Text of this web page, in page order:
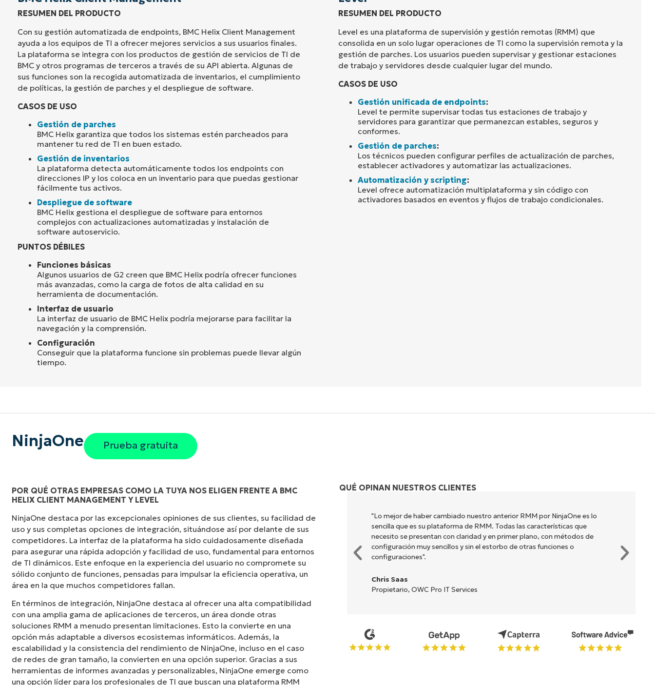
RESUMEN DEL PRODUCTO
Con su gestión automatizada de endpoints, BMC Helix Client Management
ayuda a los equipos de TI a ofrecer mejores servicios a sus usuarios finales.
La plataforma se integra con los productos de gestión de servicios de TI de
BMC y otros programas de terceros a través de su API abierta. Algunas de
sus funciones son la recogida automatizada de inventarios, el cumplimiento
de políticas, la gestión de parches y el despliegue de software.
CASOS DE USO
Gestión de parches
BMC Helix garantiza que todos los sistemas estén parcheados para
mantener tu red de TI en buen estado.
Gestión de inventarios
La plataforma detecta automáticamente todos los endpoints con
direcciones IP y los coloca en un inventario para que puedas gestionar
fácilmente tus activos.
Despliegue de software
BMC Helix gestiona el despliegue de software para entornos
complejos con actualizaciones automatizadas y instalación de
software autoservicio.
PUNTOS DÉBILES
Funciones básicas
Algunos usuarios de G2 creen que BMC Helix podría ofrecer funciones
más avanzadas, como la carga de fotos de alta calidad en su
herramienta de documentación.
Interfaz de usuario
La interfaz de usuario de BMC Helix podría mejorarse para facilitar la
navegación y la comprensión.
Configuración
Conseguir que la plataforma funcione sin problemas puede llevar algún
tiempo.
RESUMEN DEL PRODUCTO
Level es una plataforma de supervisión y gestión remotas (RMM) que
consolida en un solo lugar operaciones de TI como la supervisión remota y la
gestión de parches. Los usuarios pueden supervisar y gestionar estaciones
de trabajo y servidores desde cualquier lugar del mundo.
CASOS DE USO
Gestión unificada de endpoints:
Level te permite supervisar todas tus estaciones de trabajo y
servidores para garantizar que permanezcan estables, seguros y
conformes.
Gestión de parches:
Los técnicos pueden configurar perfiles de actualización de parches,
establecer activadores y automatizar las actualizaciones.
Automatización y scripting:
Level ofrece automatización multiplataforma y sin código con
activadores basados en eventos y flujos de trabajo condicionales.
NinjaOne Prueba gratuita
POR QUÉ OTRAS EMPRESAS COMO LA TUYA NOS ELIGEN FRENTE A BMC
HELIX CLIENT MANAGEMENT Y LEVEL
NinjaOne destaca por las excepcionales opiniones de sus clientes, su facilidad de
uso y sus completas opciones de integración, situándose así por delante de sus
competidores. La interfaz de la plataforma ha sido cuidadosamente diseñada
para asegurar una rápida adopción y facilidad de uso, fundamental para entornos
de TI dinámicos. Este enfoque en la experiencia del usuario no compromete su
sólido conjunto de funciones, pensadas para impulsar la eficiencia operativa, un
área en la que muchos competidores fallan.
En términos de integración, NinjaOne destaca al ofrecer una alta compatibilidad
con una amplia gama de aplicaciones de terceros, un área donde otras
soluciones RMM a menudo presentan limitaciones. Esto la convierte en una
opción más adaptable a diversos ecosistemas informáticos. Además, la
escalabilidad y la consistencia del rendimiento de NinjaOne, incluso en el caso
de redes de gran tamaño, la convierten en una opción superior. Gracias a sus
herramientas de informes avanzadas y personalizables, NinjaOne emerge como
una opción líder para los profesionales de TI que buscan una plataforma RMM
QUÉ OPINAN NUESTROS CLIENTES
"NinjaOne es increíblemente fácil de usar y combina una interfaz fluida con
potentes funciones de back-end. La configuración es sencilla de realizar y la
interfaz fácil de gestionar. Todas las opciones y herramientas están
claramente indicadas, son fáciles de entender y la interfaz resulta muy
intuitiva".
Ryan Reiffenberger
Reiffenberger.NET Technology Solutions
"Lo mejor de haber cambiado nuestro anterior RMM por NinjaOne es lo
sencilla que es su plataforma de RMM. Todas las características que
necesito se presentan con claridad y en primer plano, con métodos de
configuración muy sencillos y sin el estorbo de otras funciones o
configuraciones".
Chris Saas
Propietario, OWC Pro IT Services